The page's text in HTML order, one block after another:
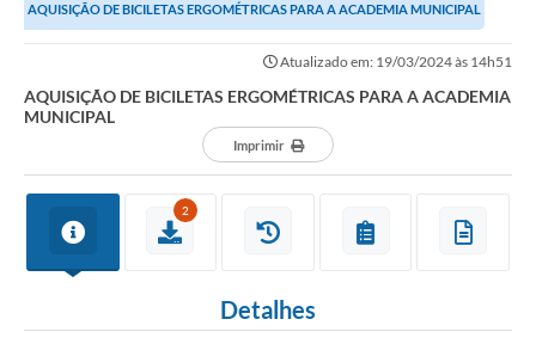
Telefones Úteis
Turismo
Acesso a Informação
Contato
REQUERIMENTO DE RESTITUIÇÃO DA TAXA DE INSCRIÇÃO
QUESTIONÁRIO PPA 2026/2029, LDO 2026 e LOA 2026
AQUISIÇÃO DE BICILETAS ERGOMÉTRICAS PARA A ACADEMIA MUNICIPAL
Atualizado em: 19/03/2024 às 14h51
AQUISIÇÃO DE BICILETAS ERGOMÉTRICAS PARA A ACADEMIA
MUNICIPAL
Imprimir
2
Detalhes